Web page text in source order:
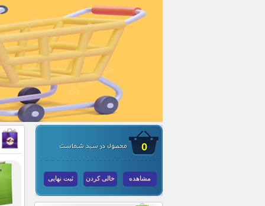
0
مشاهده خالی کردن ثبت نهایی